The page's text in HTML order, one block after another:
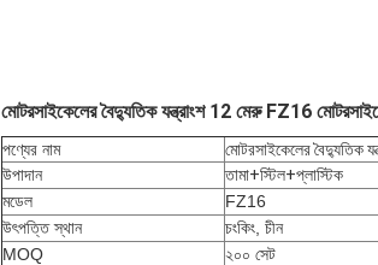
মোটরসাইকেলের বৈদ্যুতিক যন্ত্রাংশ 12 মেরু FZ16
পণ্যের নাম
মোটরসাইকেলের বৈদ্যুতিক
উপাদান
তামা+স্টিল+প্লাস্টিক
মডেল
FZ16
উৎপত্তি স্থান
চংকিং, চীন
MOQ
২০০ সেট